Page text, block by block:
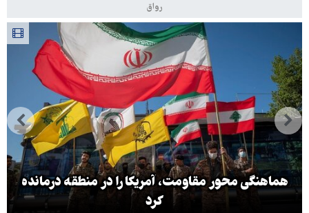
رواق
هماهنگی محور مقاومت، آمریکا را در منطقه درمانده
کرد